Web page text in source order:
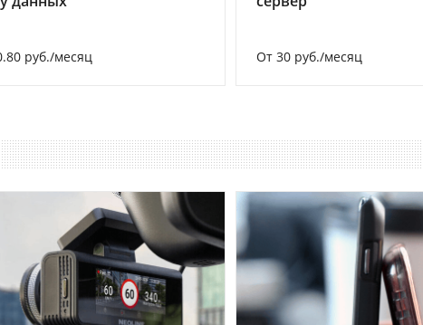
руб./месяц От 30 руб./месяц